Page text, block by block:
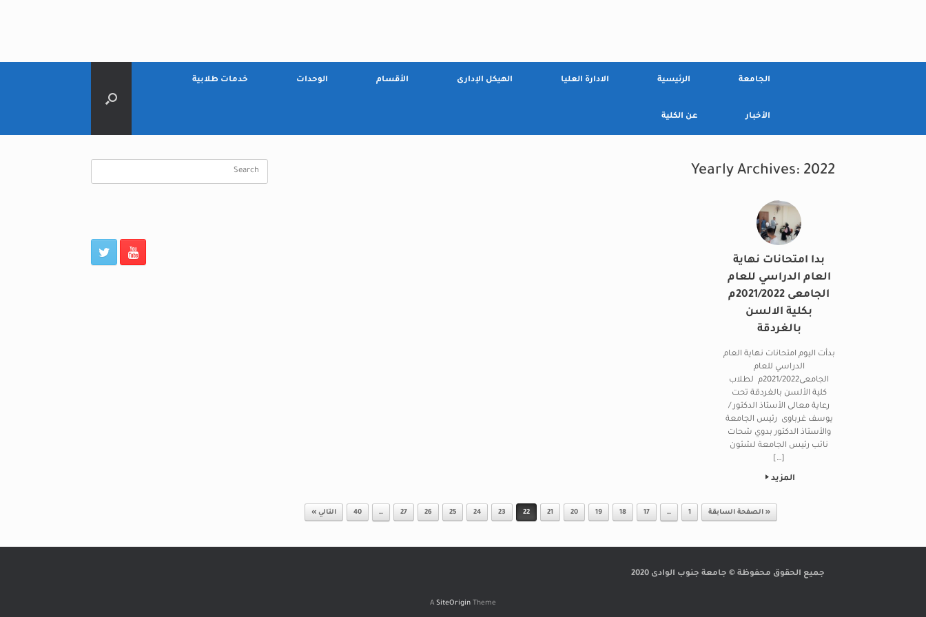
الجامعة الرئيسية الادارة العليا الهيكل الإدارى الأقسام الوحدات خدمات طلابية
الأخبار عن الكلية
Yearly Archives: 2022
بدا امتحانات نهاية
العام الدراسي للعام
الجامعى 2021/2022م
بكلية الالسن
بالغردقة
بدأت اليوم امتحانات نهاية العام
الدراسي للعام
الجامعى2021/2022م لطلاب
كلية الألسن بالغردقة تحت
رعاية معالى الأستاذ الدكتور /
يوسف غرباوى رئيس الجامعة
والأستاذ الدكتور بدوي شحات
نائب رئيس الجامعة لشئون
[…]
المزيد
« الصفحة السابقة 1
…
17
18
19
20
21
22
23
24
25
26
27
…
40 التالي »
Search
جميع الحقوق محفوظة © جامعة جنوب الوادى 2020
A SiteOrigin Theme